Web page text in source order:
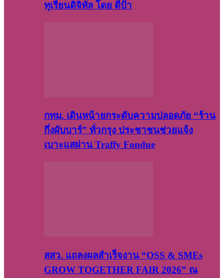
ทุเรียนดิจิทัล โดย ดีป้า
กทม. เดินหน้ายกระดับความปลอดภัย “ร้าน
กึ่งผับบาร์” ทั่วกรุง ประชาชนช่วยแจ้ง
เบาะแสผ่าน Traffy Fondue
สสว. แถลงผลสำเร็จงาน “OSS & SMEs
GROW TOGETHER FAIR 2026” ณ